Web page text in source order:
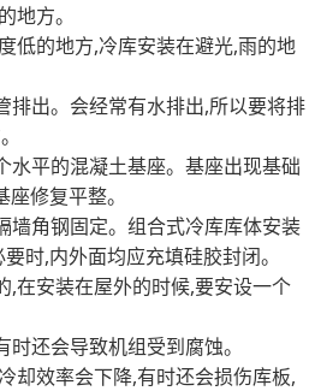
地方。
低的地方,冷库安装在避光,雨的地
排出。会经常有水排出,所以要将排
水平的混凝土基座。基座出现基础
修复平整。
墙角钢固定。组合式冷库库体安装
时,内外面均应充填硅胶封闭。
,在安装在屋外的时候,要安设一个
还会导致机组受到腐蚀。
却效率会下降,有时还会损伤库板,